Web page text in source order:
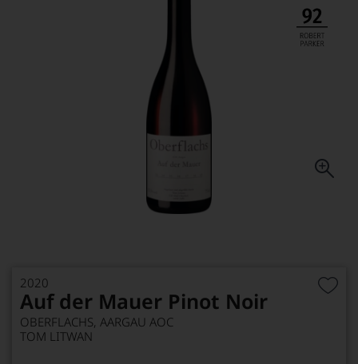
2020
Auf der Mauer Pinot Noir
OBERFLACHS, AARGAU AOC
TOM LITWAN